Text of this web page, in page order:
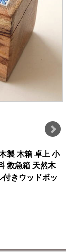
製 木箱 卓上 小
救急箱 天然木
付きウッドボッ